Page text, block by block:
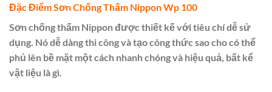
Đặc Điểm Sơn Chống Thấm Nippon Wp 100
Sơn chống thấm Nippon được thiết kế với tiêu chí dễ sử
dụng. Nó dễ dàng thi công và tạo công thức sao cho có thể
phủ lên bề mặt một cách nhanh chóng và hiệu quả, bất kể
vật liệu là gì.